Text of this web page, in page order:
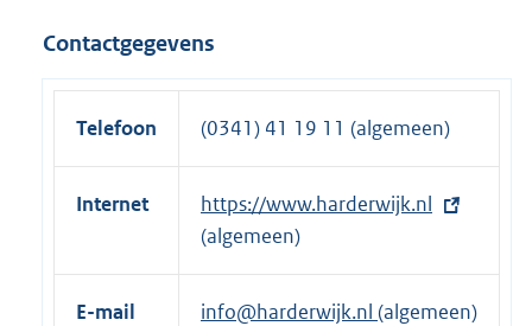
Contactgegevens
Telefoon (0341) 41 19 11 (algemeen)
Internet
E
x
t
e
https://www.harderwijk.nl
(algemeen)
E-mail info@harderwijk.nl (algemeen)